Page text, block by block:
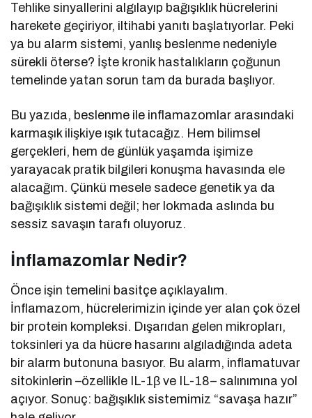
Tehlike sinyallerini algılayıp bağışıklık hücrelerini
harekete geçiriyor, iltihabi yanıtı başlatıyorlar. Peki
ya bu alarm sistemi, yanlış beslenme nedeniyle
sürekli öterse? İşte kronik hastalıkların çoğunun
temelinde yatan sorun tam da burada başlıyor.
Bu yazıda, beslenme ile inflamazomlar arasındaki
karmaşık ilişkiye ışık tutacağız. Hem bilimsel
gerçekleri, hem de günlük yaşamda işimize
yarayacak pratik bilgileri konuşma havasında ele
alacağım. Çünkü mesele sadece genetik ya da
bağışıklık sistemi değil; her lokmada aslında bu
sessiz savaşın tarafı oluyoruz.
İnflamazomlar Nedir?
Önce işin temelini basitçe açıklayalım.
İnflamazom, hücrelerimizin içinde yer alan çok özel
bir protein kompleksi. Dışarıdan gelen mikropları,
toksinleri ya da hücre hasarını algıladığında adeta
bir alarm butonuna basıyor. Bu alarm, inflamatuvar
sitokinlerin –özellikle IL-1β ve IL-18– salınımına yol
açıyor. Sonuç: bağışıklık sistemimiz “savaşa hazır”